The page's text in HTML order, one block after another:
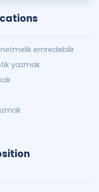
emredebilir
yazmak